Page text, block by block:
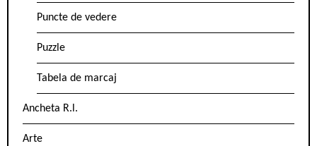
Puncte de vedere
Puzzle
Tabela de marcaj
Ancheta R.l.
Arte